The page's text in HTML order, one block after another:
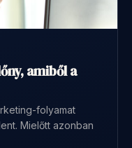
amiből a
folyamat
Mielőtt azonban